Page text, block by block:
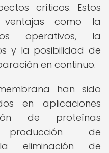
críticos. Estos
ventajas como la
operativos, la
y la posibilidad de
en continuo.
han sido
en aplicaciones
de proteínas
de
eliminación de